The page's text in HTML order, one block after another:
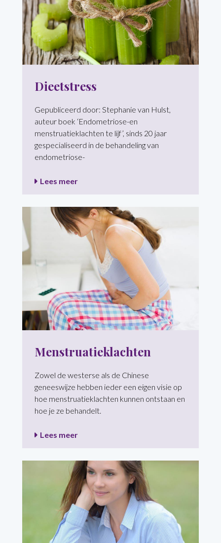
Dieetstress
Gepubliceerd door: Stephanie van Hulst,
auteur boek ‘Endometriose-en
menstruatieklachten te lijf’, sinds 20 jaar
gespecialiseerd in de behandeling van
endometriose-
Lees meer
Menstruatieklachten
Zowel de westerse als de Chinese
geneeswijze hebben ieder een eigen visie op
hoe menstruatieklachten kunnen ontstaan en
hoe je ze behandelt.
Lees meer